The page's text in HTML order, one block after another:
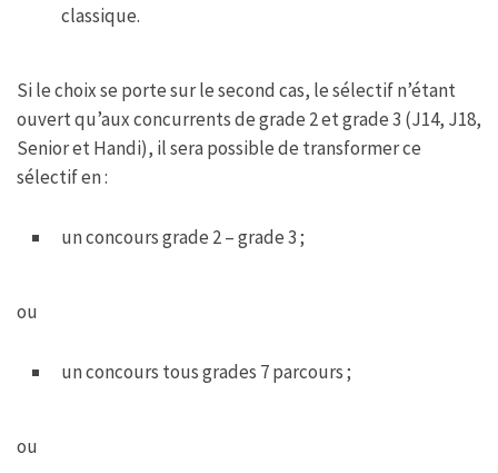
classique.
Si le choix se porte sur le second cas, le sélectif n’étant
ouvert qu’aux concurrents de grade 2 et grade 3 (J14, J18,
Senior et Handi), il sera possible de transformer ce
sélectif en :
un concours grade 2 – grade 3 ;
ou
un concours tous grades 7 parcours ;
ou